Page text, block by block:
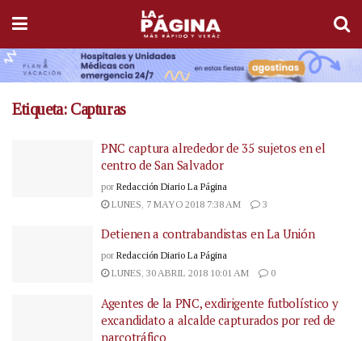
Etiqueta: Capturas
PNC captura alrededor de 35 sujetos en el
centro de San Salvador
por Redacción Diario La Página
LUNES, 7 MAYO 2018 7:38 AM
3
Detienen a contrabandistas en La Unión
por Redacción Diario La Página
LUNES, 30 ABRIL 2018 10:01 AM
0
Agentes de la PNC, exdirigente futbolístico y
excandidato a alcalde capturados por red de
narcotráfico